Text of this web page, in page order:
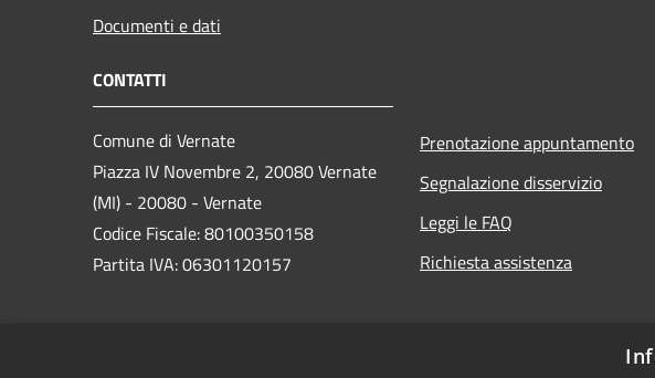
Documenti e dati
CONTATTI
Comune di Vernate
Piazza IV Novembre 2, 20080 Vernate
(MI) - 20080 - Vernate
Codice Fiscale: 80100350158
Partita IVA: 06301120157
Prenotazione appuntamento
Segnalazione disservizio
Leggi le FAQ
Richiesta assistenza